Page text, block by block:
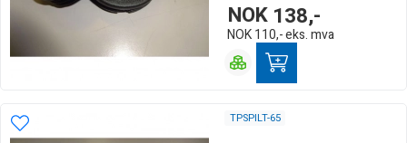
NOK 138,-
NOK 110,-eks. mva
TPSPILT-65